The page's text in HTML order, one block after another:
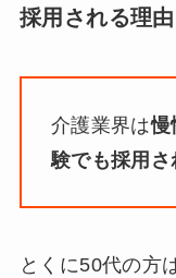
採用される理由
介護業界は慢
験でも採用さ
とくに50代の方